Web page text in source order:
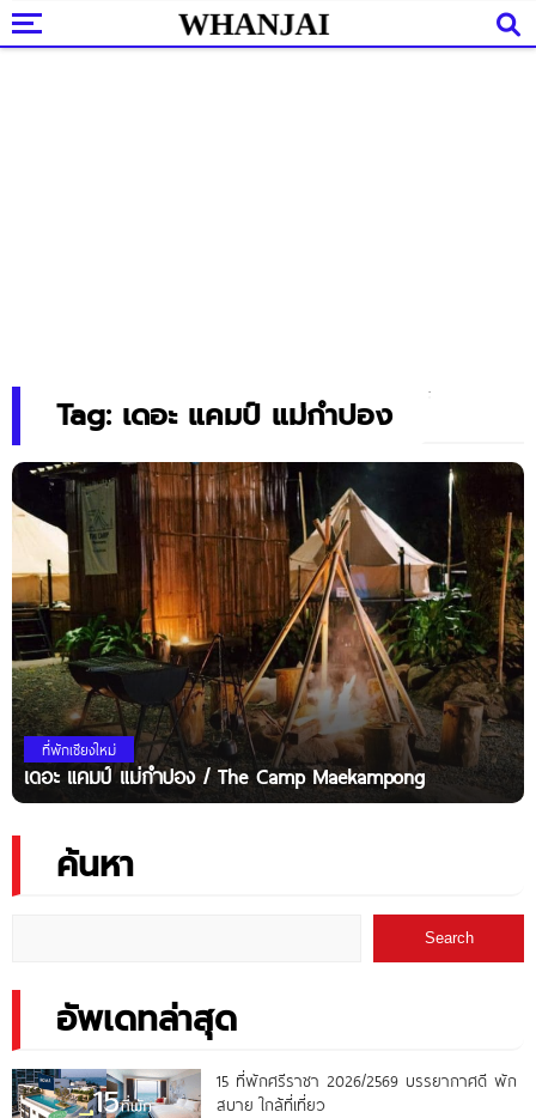
Tag: เดอะ แคมป์ แม่กำปอง
ที่พักเชียงใหม่
เดอะ แคมป์ แม่กำปอง / The Camp Maekampong
ค้นหา
Search
อัพเดทล่าสุด
15 ที่พักศรีราชา 2026/2569 บรรยากาศดี พัก
สบาย ใกล้ที่เที่ยว